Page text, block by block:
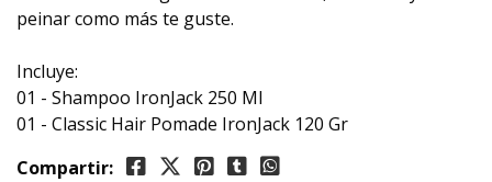
peinar como más te guste.
Incluye:
01 - Shampoo IronJack 250 Ml
01 - Classic Hair Pomade IronJack 120 Gr
Compartir: